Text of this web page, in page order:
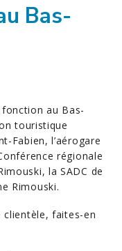
Bas-
au Bas-
touristique
Fabien, l’aérogare
régionale
la SADC de
Rimouski.
clientèle, faites-en